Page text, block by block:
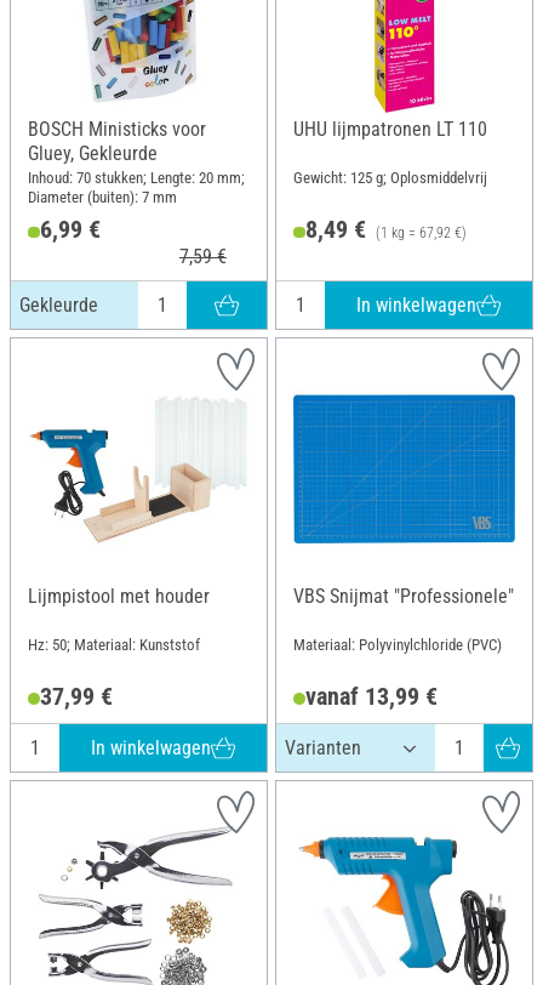
BOSCH Ministicks voor
Gluey, Gekleurde
Inhoud: 70 stukken; Lengte: 20 mm;
Diameter (buiten): 7 mm
6,99 €
7,59 €
Gekleurde
UHU lijmpatronen LT 110
Gewicht: 125 g; Oplosmiddelvrij
8,49 € (1 kg = 67,92 €)
In winkelwagen
Lijmpistool met houder
Hz: 50; Materiaal: Kunststof
37,99 €
In winkelwagen
VBS Snijmat "Professionele"
Materiaal: Polyvinylchloride (PVC)
vanaf 13,99 €